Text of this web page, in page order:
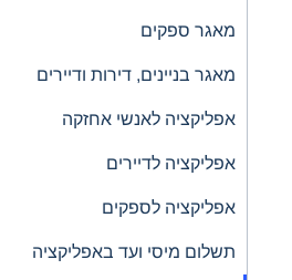
מאגר ספקים
מאגר בניינים, דירות ודיירים
אפליקציה לאנשי אחזקה
אפליקציה לדיירים
אפליקציה לספקים
תשלום מיסי ועד באפליקציה